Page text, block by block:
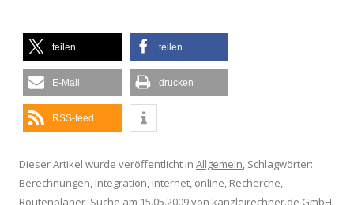
teilen teilen
E-Mail drucken
RSS-feed
Dieser Artikel wurde veröffentlicht in Allgemein, Schlagwörter:
Berechnungen, Integration, Internet, online, Recherche,
Routenplaner Suche am 15.05.2009von kanzleirechner.de GmbH.